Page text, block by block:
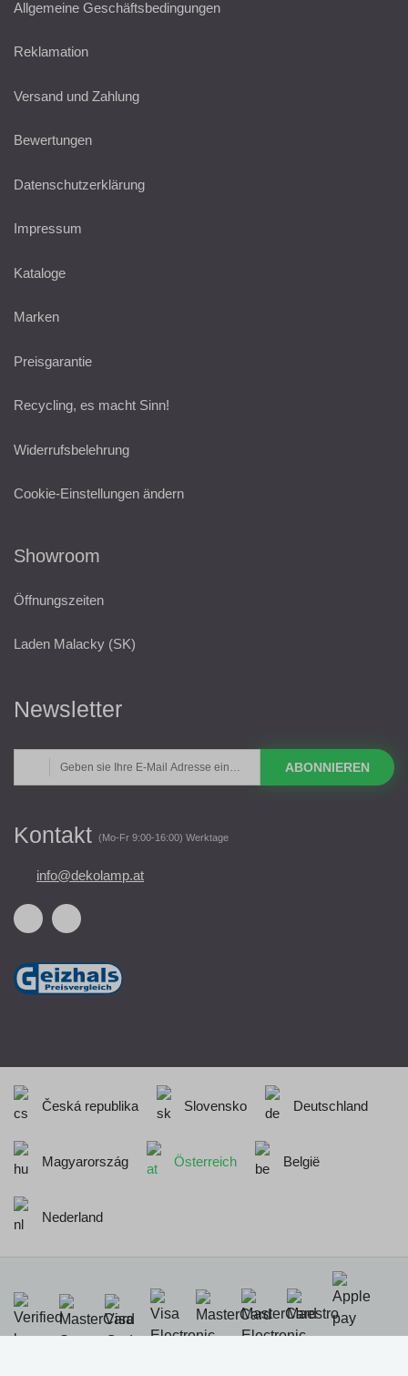
Allgemeine Geschäftsbedingungen
Reklamation
Versand und Zahlung
Bewertungen
Datenschutzerklärung
Impressum
Kataloge
Marken
Preisgarantie
Recycling, es macht Sinn!
Widerrufsbelehrung
Cookie-Einstellungen ändern
Showroom
Öffnungszeiten
Laden Malacky (SK)
Newsletter
ABONNIEREN
Kontakt (Mo-Fr 9:00-16:00) Werktage
info@dekolamp.at
Česká republika Slovensko Deutschland
Magyarország Österreich België
Nederland